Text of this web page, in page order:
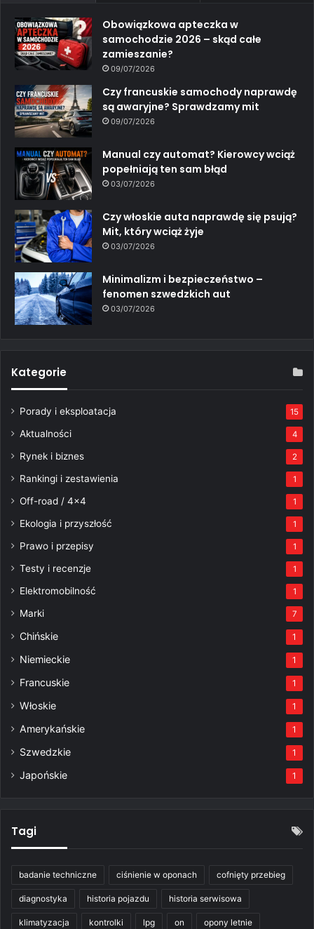
Obowiązkowa apteczka w
samochodzie 2026 – skąd całe
zamieszanie?
09/07/2026
Czy francuskie samochody naprawdę
są awaryjne? Sprawdzamy mit
09/07/2026
Manual czy automat? Kierowcy wciąż
popełniają ten sam błąd
03/07/2026
Czy włoskie auta naprawdę się psują?
Mit, który wciąż żyje
03/07/2026
Minimalizm i bezpieczeństwo –
fenomen szwedzkich aut
03/07/2026
Kategorie
Porady i eksploatacja 15
Aktualności 4
Rynek i biznes 2
Rankingi i zestawienia 1
Off-road / 4×4 1
Ekologia i przyszłość 1
Prawo i przepisy 1
Testy i recenzje 1
Elektromobilność 1
Marki 7
Chińskie 1
Niemieckie 1
Francuskie 1
Włoskie 1
Amerykańskie 1
Szwedzkie 1
Japońskie 1
Tagi
badanie techniczne ciśnienie w oponach cofnięty przebieg
diagnostyka historia pojazdu historia serwisowa
klimatyzacja kontrolki lpg on opony letnie